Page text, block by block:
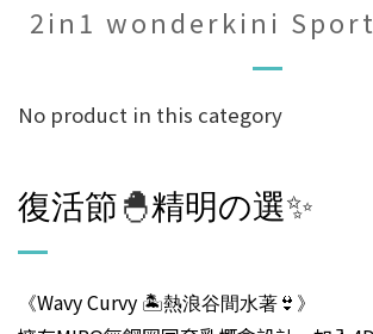
2in1 wonderkini
No product in this category
復活節🐣精明の選✨
《Wavy Curvy 🏝熱浪谷間水著 👙 》